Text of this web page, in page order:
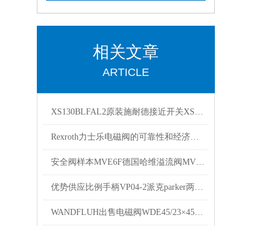
相关文章
ARTICLE
XS130BLFAL2原装施耐德接近开关XSAV11373样本资料
Rexroth力士乐电磁阀的可靠性和经济性解读
安全阀样本MVE6F德国哈维溢流阀MVE系列技术参数
优势供应比例手柄VP04-2派克parker两联气控手柄
WANDFLUH出售电磁阀WDE45/23×45万福乐线圈